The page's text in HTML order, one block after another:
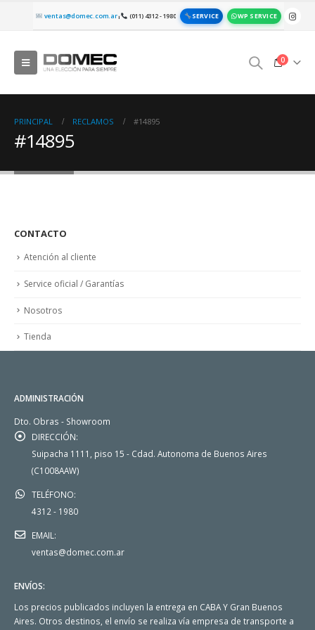
ventas@domec.com.ar| (011) 4312 - 1980 SERVICE WP SERVICE
0
PRINCIPAL RECLAMOS #14895
#14895
CONTACTO
Atención al cliente
Service oficial / Garantías
Nosotros
Tienda
ADMINISTRACIÓN
Dto. Obras - Showroom
DIRECCIÓN:
Suipacha 1111, piso 15 - Cdad. Autonoma de Buenos Aires
(C1008AAW)
TELÉFONO:
4312 - 1980
EMAIL:
ventas@domec.com.ar
ENVÍOS:
Los precios publicados incluyen la entrega en CABA Y Gran Buenos
Aires. Otros destinos, el envío se realiza vía empresa de transporte a